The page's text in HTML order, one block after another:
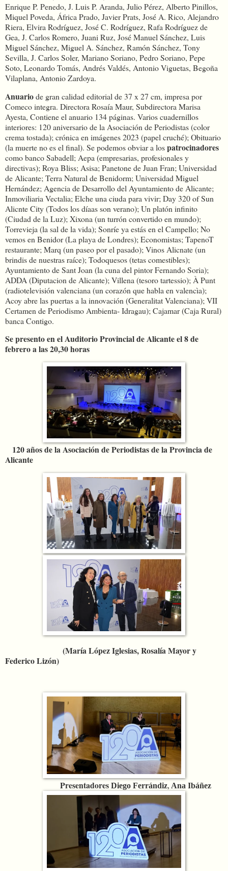
Enrique P. Penedo, J. Luis P. Aranda, Julio Pérez, Alberto Pinillos,
Miquel Poveda, África Prado, Javier Prats, José A. Rico, Alejandro
Riera, Elvira Rodríguez, José C. Rodríguez, Rafa Rodríguez de
Gea, J. Carlos Romero, Juani Ruz, José Manuel Sánchez, Luis
Miguel Sánchez, Miguel A. Sánchez, Ramón Sánchez, Tony
Sevilla, J. Carlos Soler, Mariano Soriano, Pedro Soriano, Pepe
Soto, Leonardo Tomás, Andrés Valdés, Antonio Viguetas, Begoña
Vilaplana, Antonio Zardoya.
Anuariode gran calidad editorial de 37 x 27 cm, impresa por
Comeco integra. Directora Rosaía Maur, Subdirectora Marisa
Ayesta, Contiene el anuario 134 páginas. Varios cuadernillos
interiores: 120 aniversario de la Asociación de Periodistas (color
crema tostada); crónica en imágenes 2023 (papel cruché); Obituario
(la muerte no es el final). Se podemos obviar a lospatrocinadores
como banco Sabadell; Aepa (empresarias, profesionales y
directivas); Roya Bliss; Asisa; Panetone de Juan Fran; Universidad
de Alicante; Terra Natural de Benidorm; Universidad Miguel
Hernández; Agencia de Desarrollo del Ayuntamiento de Alicante;
Inmoviliaria Vectalia; Elche una ciuda para vivir; Day 320 of Sun
Alicnte City (Todos los díaas son verano); Un platón infinito
(Ciudad de la Luz); Xixona (un turrón convertido en mundo);
Torrevieja (la sal de la vida); Sonríe ya estás en el Campello; No
vemos en Benidor (La playa de Londres); Economistas; TapenoT
restaurante; Marq (un paseo por el pasado); Vinos Alicnate (un
brindis de nuestras raíce); Todoquesos (tetas comestibles);
Ayuntamiento de Sant Joan (la cuna del pintor Fernando Soria);
ADDA (Diputacion de Alicante); Villena (tesoro tartessio); À Punt
(radiotelevisión valenciana (un corazón que habla en valencìa);
Acoy abre las puertas a la innovación (Generalitat Valenciana); VII
Certamen de Periodismo Ambienta- Idragau); Cajamar (Caja Rural)
banca Contigo.
Se presento en el Auditorio Provincial de Alicante el 8 de
febrero a las 20,30 horas
120 años de la Asociación de Periodistas de la Provincia de
Alicante
(María López Iglesias, Rosalía Mayor y
Federico Lizón)
Presentadores Diego Ferrándiz, Ana Ibáñez